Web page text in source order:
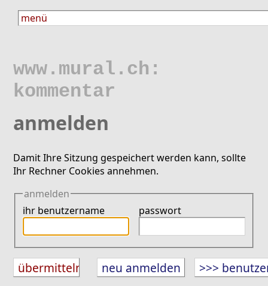
www.mural.ch:
kommentar
anmelden
Damit Ihre Sitzung gespeichert werden kann, sollte
Ihr Rechner Cookies annehmen.
anmelden
ihr benutzername
passwort
neu anmelden >>>